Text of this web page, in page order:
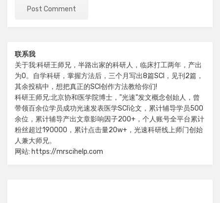
联系我
关于我:科研王师兄，半路出家的科研人，临床打工两年，产出
为0。自学科研，掌握方法后，三个月写出8篇SCI，见刊2篇，
其余投稿中，想把真正的SCI创作方法教给你们!
科研王师兄:北京协和医学院博士，"光速"发文概念创始人，曾
带领百余位学员成功光速发表医学SCI论文，累计辅导学员500
余位，累计辅导产出文章影响因子200+，个人账号全平台累计
粉丝超过190000，累计点击量20w+，光速科研线上师门创始
人兼大师兄。
网站: https://mrscihelp.com